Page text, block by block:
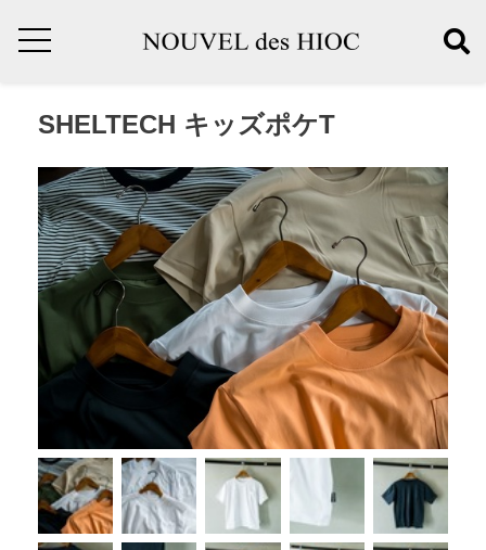
SHELTECH キッズポケT